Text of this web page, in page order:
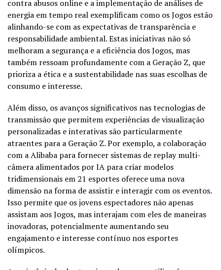
contra abusos online e a implementação de análises de
energia em tempo real exemplificam como os Jogos estão
alinhando-se com as expectativas de transparência e
responsabilidade ambiental. Estas iniciativas não só
melhoram a segurança e a eficiência dos Jogos, mas
também ressoam profundamente com a Geração Z, que
prioriza a ética e a sustentabilidade nas suas escolhas de
consumo e interesse.
Além disso, os avanços significativos nas tecnologias de
transmissão que permitem experiências de visualização
personalizadas e interativas são particularmente
atraentes para a Geração Z. Por exemplo, a colaboração
com a Alibaba para fornecer sistemas de replay multi-
câmera alimentados por IA para criar modelos
tridimensionais em 21 esportes oferece uma nova
dimensão na forma de assistir e interagir com os eventos.
Isso permite que os jovens espectadores não apenas
assistam aos Jogos, mas interajam com eles de maneiras
inovadoras, potencialmente aumentando seu
engajamento e interesse contínuo nos esportes
olímpicos.